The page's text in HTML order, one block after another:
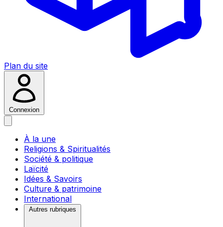
Plan du site
Connexion
À la une
Religions & Spiritualités
Société & politique
Laïcité
Idées & Savoirs
Culture & patrimoine
International
Autres rubriques